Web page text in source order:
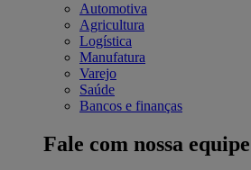
Automotiva
Agricultura
Logística
Manufatura
Varejo
Saúde
Bancos e finanças
Fale com nossa